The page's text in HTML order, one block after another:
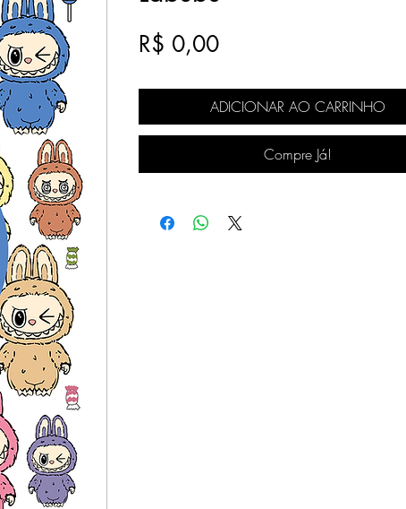
R$ 0,00Preço
ADICIONAR AO CARRINHO
Compre Já!